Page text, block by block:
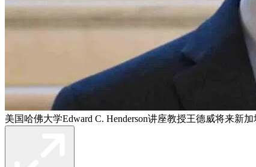
美国哈佛大学Edward C. Henderson讲座教授王德威将来新